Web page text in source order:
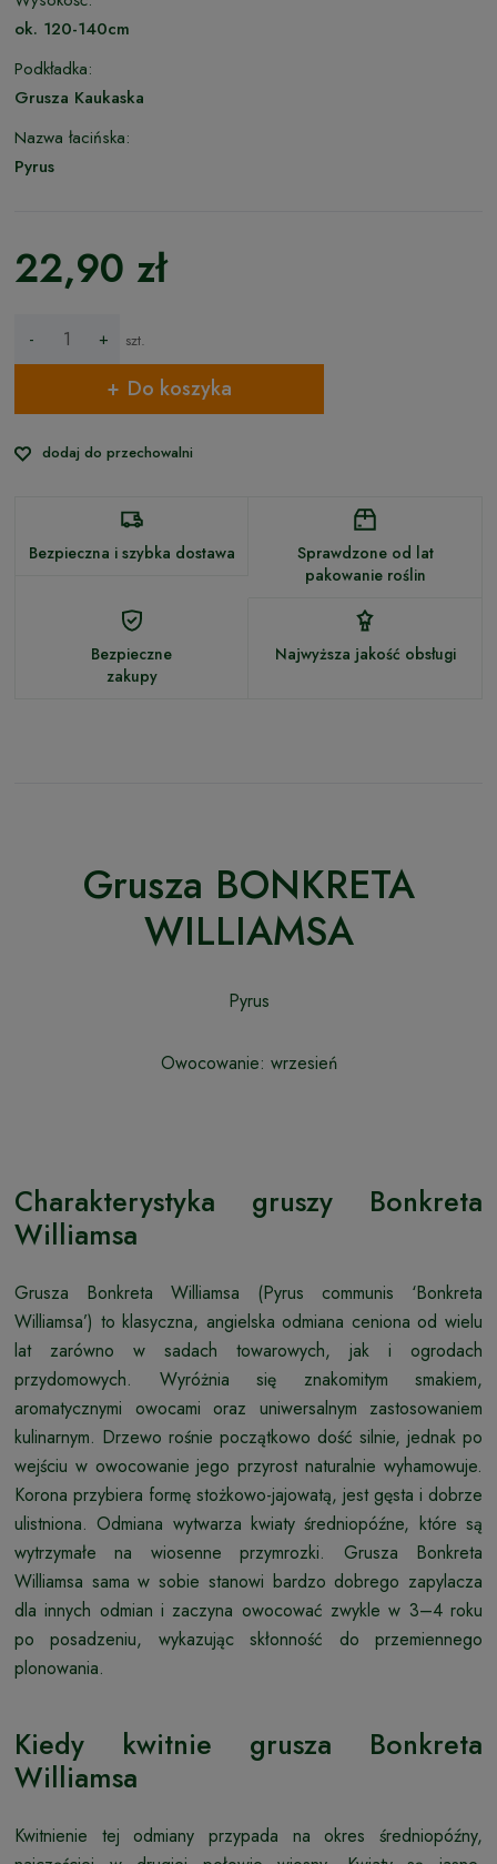
ok. 120-140cm
Podkładka:
Grusza Kaukaska
Nazwa łacińska:
Pyrus
22,90 zł
- + szt.
Do koszyka
dodaj do przechowalni
Bezpieczna i szybka dostawa
Sprawdzone od lat
pakowanie roślin
Bezpieczne
zakupy
Najwyższa jakość obsługi
Grusza BONKRETA
WILLIAMSA
Pyrus
Owocowanie: wrzesień
Charakterystyka gruszy Bonkreta
Williamsa
Grusza Bonkreta Williamsa (Pyrus communis ‘Bonkreta
Williamsa’) to klasyczna, angielska odmiana ceniona od wielu
lat zarówno w sadach towarowych, jak i ogrodach
przydomowych. Wyróżnia się znakomitym smakiem,
aromatycznymi owocami oraz uniwersalnym zastosowaniem
kulinarnym. Drzewo rośnie początkowo dość silnie, jednak po
wejściu w owocowanie jego przyrost naturalnie wyhamowuje.
Korona przybiera formę stożkowo-jajowatą, jest gęsta i dobrze
ulistniona. Odmiana wytwarza kwiaty średniopóźne, które są
wytrzymałe na wiosenne przymrozki. Grusza Bonkreta
Williamsa sama w sobie stanowi bardzo dobrego zapylacza
dla innych odmian i zaczyna owocować zwykle w 3–4 roku
po posadzeniu, wykazując skłonność do przemiennego
plonowania.
Kiedy kwitnie grusza Bonkreta
Williamsa
Kwitnienie tej odmiany przypada na okres średniopóźny,